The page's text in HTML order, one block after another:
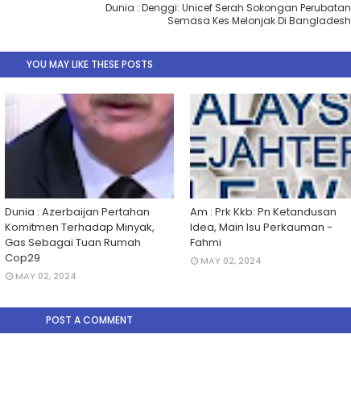
Dunia : Denggi: Unicef Serah Sokongan Perubatan
Semasa Kes Melonjak Di Bangladesh
YOU MAY LIKE THESE POSTS
Dunia : Azerbaijan Pertahan
Komitmen Terhadap Minyak,
Gas Sebagai Tuan Rumah
Cop29
MAY 02, 2024
Am : Prk Kkb: Pn Ketandusan
Idea, Main Isu Perkauman -
Fahmi
MAY 02, 2024
POST A COMMENT